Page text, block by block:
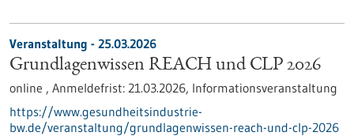
Veranstaltung - 25.03.2026
Grundlagenwissen REACH und CLP 2026
online , Anmeldefrist: 21.03.2026, Informationsveranstaltung
https://www.gesundheitsindustrie-
bw.de/veranstaltung/grundlagenwissen-reach-und-clp-2026